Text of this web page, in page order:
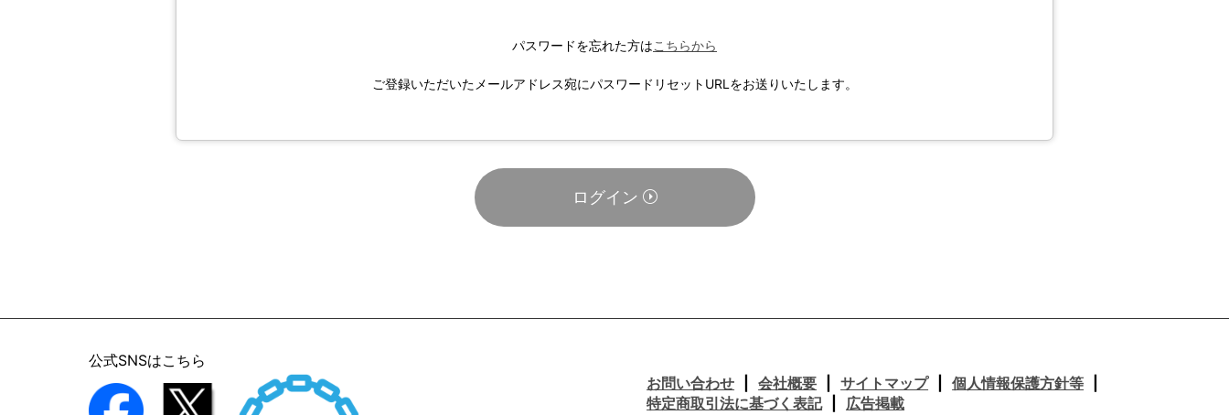
パスワードを忘れた方はこちらから
ご登録いただいたメールアドレス宛にパスワードリセットURLをお送りいたします。
ログイン
公式SNSはこちら
お問い合わせ
会社概要 サイトマップ
個人情報保護方針等
特定商取引法に基づく表記
広告掲載